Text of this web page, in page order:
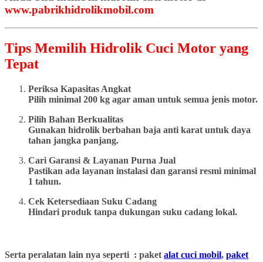
www.pabrikhidrolikmobil.com
Tips Memilih Hidrolik Cuci Motor yang
Tepat
Periksa Kapasitas Angkat
Pilih minimal 200 kg agar aman untuk semua jenis motor.
Pilih Bahan Berkualitas
Gunakan hidrolik berbahan baja anti karat untuk daya
tahan jangka panjang.
Cari Garansi & Layanan Purna Jual
Pastikan ada layanan instalasi dan garansi resmi minimal
1 tahun.
Cek Ketersediaan Suku Cadang
Hindari produk tanpa dukungan suku cadang lokal.
Serta peralatan lain nya seperti : paket alat cuci mobil, paket